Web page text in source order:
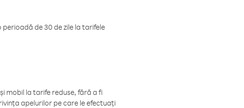
de 30 de zile la tarifele
mobil la tarife reduse, fără a fi
apelurilor pe care le efectuați